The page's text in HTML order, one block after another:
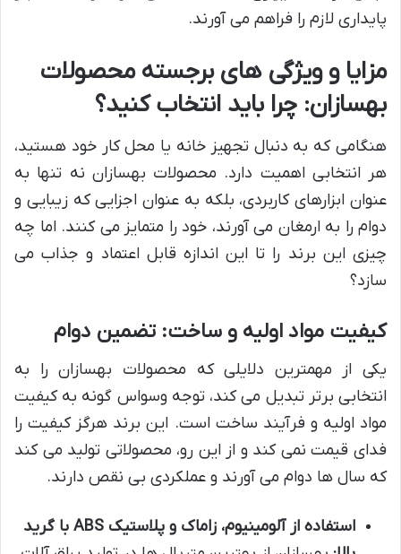
پایداری لازم را فراهم می آورند.
مزایا و ویژگی های برجسته محصولات
بهسازان: چرا باید انتخاب کنید؟
هنگامی که به دنبال تجهیز خانه یا محل کار خود هستید،
هر انتخابی اهمیت دارد. محصولات بهسازان نه تنها به
عنوان ابزارهای کاربردی، بلکه به عنوان اجزایی که زیبایی و
دوام را به ارمغان می آورند، خود را متمایز می کنند. اما چه
چیزی این برند را تا این اندازه قابل اعتماد و جذاب می
سازد؟
کیفیت مواد اولیه و ساخت: تضمین دوام
یکی از مهمترین دلایلی که محصولات بهسازان را به
انتخابی برتر تبدیل می کند، توجه وسواس گونه به کیفیت
مواد اولیه و فرآیند ساخت است. این برند هرگز کیفیت را
فدای قیمت نمی کند و از این رو، محصولاتی تولید می کند
که سال ها دوام می آورند و عملکردی بی نقص دارند.
استفاده از آلومینیوم، زاماک و پلاستیک ABS با گرید